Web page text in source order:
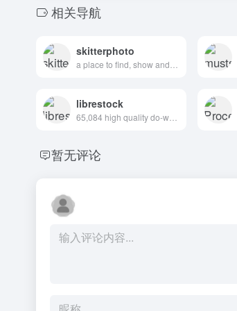
相关导航
skitterphoto
librestock
暂无评论